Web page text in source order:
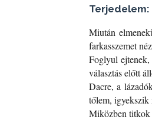
Terjedelem:
Miután
farkasszemet
Foglyul
választás előtt
Dacre, a
tőlem, igyekszik
Miközben titkok